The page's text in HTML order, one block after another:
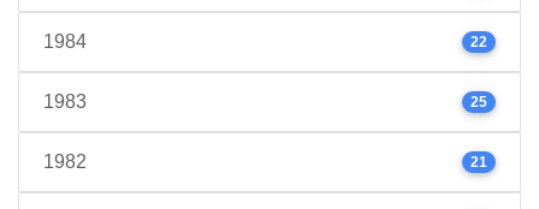
1984 22
1983 25
1982 21